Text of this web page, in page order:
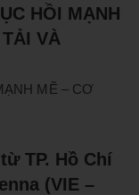
HỒI MẠNH
VÀ
MẼ – CƠ
TP. Hồ Chí
(VIE –